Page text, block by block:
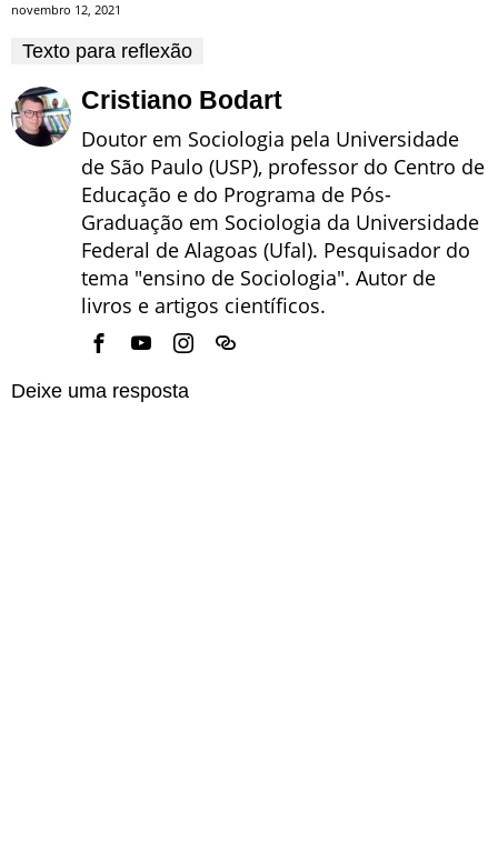
novembro 12, 2021
Texto para reflexão
Cristiano Bodart
Doutor em Sociologia pela Universidade
de São Paulo (USP), professor do Centro de
Educação e do Programa de Pós-
Graduação em Sociologia da Universidade
Federal de Alagoas (Ufal). Pesquisador do
tema "ensino de Sociologia". Autor de
livros e artigos científicos.
Deixe uma resposta